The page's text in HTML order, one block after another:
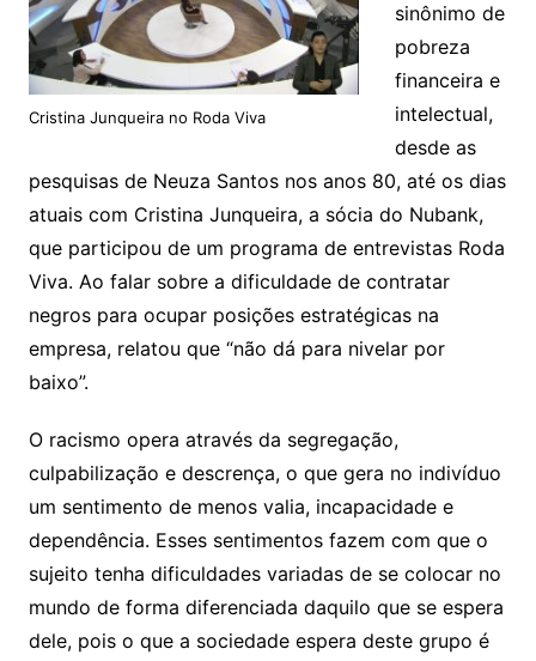
Cristina Junqueira no Roda Viva
sinônimo de
pobreza
financeira e
intelectual,
desde as
pesquisas de Neuza Santos nos anos 80, até os dias
atuais com Cristina Junqueira, a sócia do Nubank,
que participou de um programa de entrevistas Roda
Viva. Ao falar sobre a dificuldade de contratar
negros para ocupar posições estratégicas na
empresa, relatou que “não dá para nivelar por
baixo”.
O racismo opera através da segregação,
culpabilização e descrença, o que gera no indivíduo
um sentimento de menos valia, incapacidade e
dependência. Esses sentimentos fazem com que o
sujeito tenha dificuldades variadas de se colocar no
mundo de forma diferenciada daquilo que se espera
dele, pois o que a sociedade espera deste grupo é